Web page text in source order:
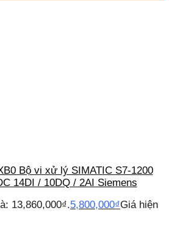
Bộ vi xử lý SIMATIC S7-1200
14DI / 10DQ / 2AI Siemens
13,860,000₫.5,800,000₫Giá hiện